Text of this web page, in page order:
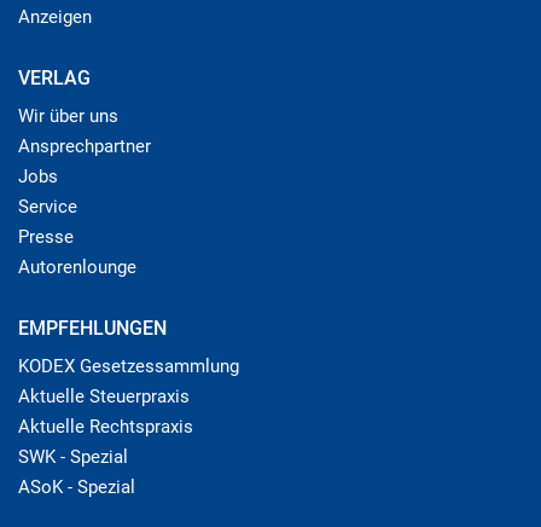
Anzeigen
VERLAG
Wir über uns
Ansprechpartner
Jobs
Service
Presse
Autorenlounge
EMPFEHLUNGEN
KODEX Gesetzessammlung
Aktuelle Steuerpraxis
Aktuelle Rechtspraxis
SWK - Spezial
ASoK - Spezial